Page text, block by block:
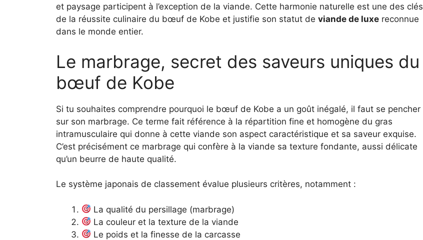
et paysage participent à l’exception de la viande. Cette harmonie naturelle est une des clés
de la réussite culinaire du bœuf de Kobe et justifie son statut de viande de luxe reconnue
dans le monde entier.
Le marbrage, secret des saveurs uniques du
bœuf de Kobe
Si tu souhaites comprendre pourquoi le bœuf de Kobe a un goût inégalé, il faut se pencher
sur son marbrage. Ce terme fait référence à la répartition fine et homogène du gras
intramusculaire qui donne à cette viande son aspect caractéristique et sa saveur exquise.
C’est précisément ce marbrage qui confère à la viande sa texture fondante, aussi délicate
qu’un beurre de haute qualité.
Le système japonais de classement évalue plusieurs critères, notamment :
La qualité du persillage (marbrage)
La couleur et la texture de la viande
Le poids et la finesse de la carcasse